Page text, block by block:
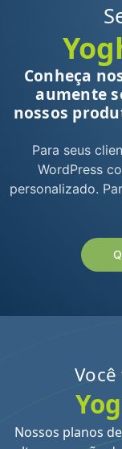
Conheça
aumente
nossos
Para seus
WordPress
personalizado.
Nossos planos